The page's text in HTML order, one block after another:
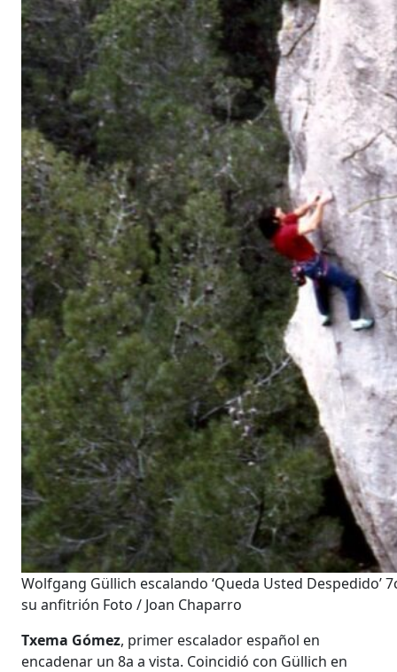
Wolfgang Güllich escalando ‘Queda Usted Despedido’
su anfitrión Foto / Joan Chaparro
Txema Gómez, primer escalador español en
encadenar un 8a a vista. Coincidió con Güllich en